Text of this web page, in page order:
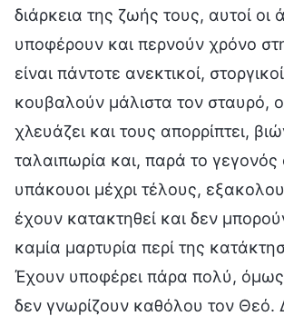
διάρκεια της ζωής τους, αυτοί οι
υποφέρουν και περνούν χρόνο
είναι πάντοτε ανεκτικοί,
κουβαλούν μάλιστα τον σταυρό,
χλευάζει και τους απορρίπτει,
ταλαιπωρία και, παρά το γεγονός
υπάκουοι μέχρι τέλους,
έχουν κατακτηθεί και δεν
καμία μαρτυρία περί της
Έχουν υποφέρει πάρα πολύ,
δεν γνωρίζουν καθόλου τον Θεό.